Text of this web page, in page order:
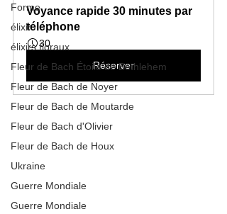
Forme
élixir
élixirs floraux
Fleur de Bach Étoile de Bethlehem
Fleur de Bach de Noyer
Fleur de Bach de Moutarde
Fleur de Bach d'Olivier
Fleur de Bach de Houx
Ukraine
Guerre Mondiale
Guerre Mondiale
Voyance rapide 30 minutes par
téléphone
30
Réserver